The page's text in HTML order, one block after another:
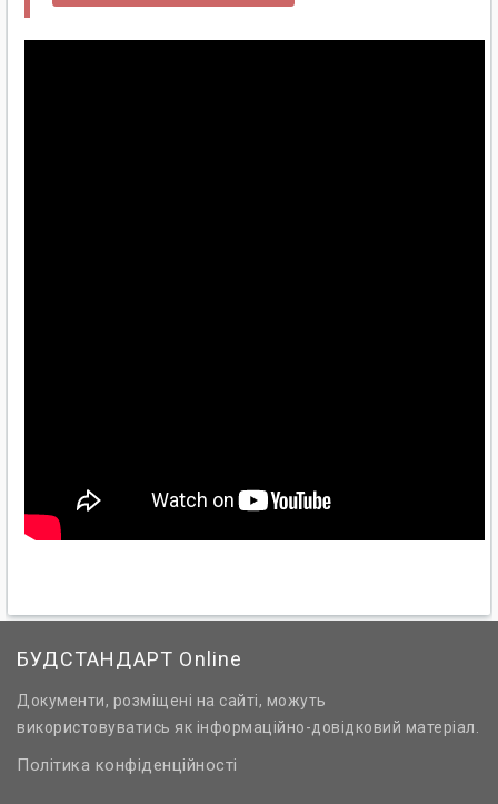
БУДСТАНДАРТ Online
Документи, розміщені на сайті, можуть
використовуватись як інформаційно-довідковий матеріал.
Політика конфіденційності